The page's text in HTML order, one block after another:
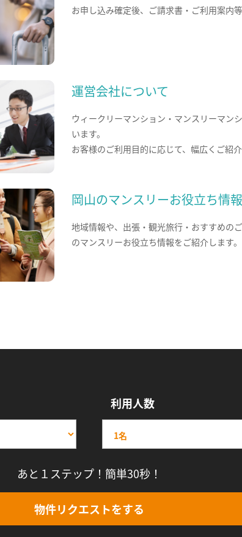
お申し込み確定後、ご請求書・ご利用案内
運営会社について
ウィークリーマンション・マンスリーマン
います。
お客様のご利用目的に応じて、幅広くご紹介
岡山のマンスリーお役立ち情報
地域情報や、出張・観光旅行・おすすめの
のマンスリーお役立ち情報をご紹介します。
利用人数
あと１ステップ！簡単30秒！
物件リクエストをする